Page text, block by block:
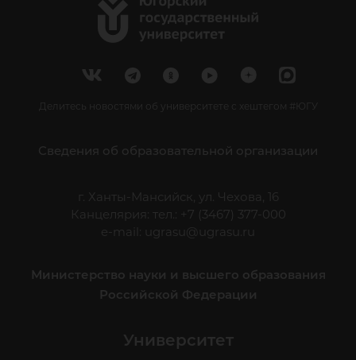
Делитесь новостями об университете с хештегом #ЮГУ
Сведения об образовательной организации
г. Ханты-Мансийск, ул. Чехова, 16
Канцелярия: тел.: +7 (3467) 377-000
e-mail:
ugrasu@ugrasu.ru
Министерство науки и высшего образования
Российской Федерации
Университет